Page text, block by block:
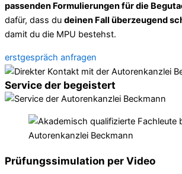
passenden Formulierungen für die
dafür, dass du deinen Fall überzeugend
damit du die MPU bestehst.
erstgespräch anfragen
Service der begeistert
Prüfungssimulation per Video